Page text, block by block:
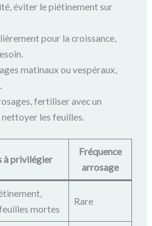
éviter le piétinement sur
pour la croissance,
matinaux ou vespéraux,
fertiliser avec un
les feuilles.
à privilégier
Fréquence
arrosage
mortes
Rare